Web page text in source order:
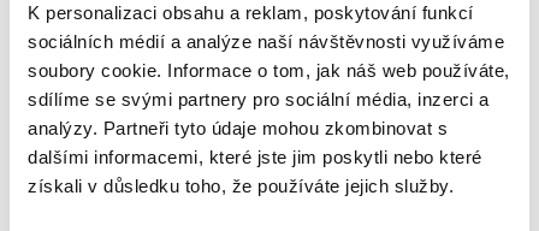
K personalizaci obsahu a reklam, poskytování funkcí
sociálních médií a analýze naší návštěvnosti využíváme
soubory cookie. Informace o tom, jak náš web používáte,
sdílíme se svými partnery pro sociální média, inzerci a
analýzy. Partneři tyto údaje mohou zkombinovat s
dalšími informacemi, které jste jim poskytli nebo které
získali v důsledku toho, že používáte jejich služby.